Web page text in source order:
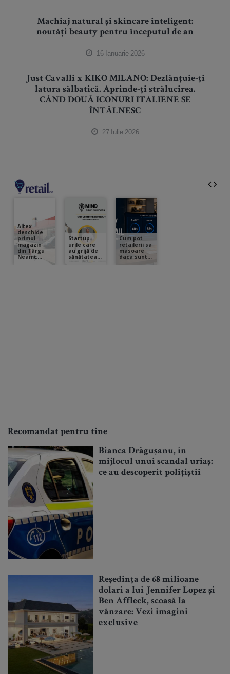
Machiaj natural și skincare inteligent:
noutăți beauty pentru începutul de an
16 Ianuarie 2026
Just Cavalli x KIKO MILANO: Dezlănțuie-ți
latura sălbatică. Aprinde-ți strălucirea.
CÂND DOUĂ ICONURI ITALIENE SE
ÎNTÂLNESC
27 Iulie 2026
Recomandat pentru tine
Bianca Drăgușanu, în
mijlocul unui scandal uriaș:
ce au descoperit polițiștii
Reședința de 68 milioane
dolari a lui Jennifer Lopez și
Ben Affleck, scoasă la
vânzare: Vezi imagini
exclusive